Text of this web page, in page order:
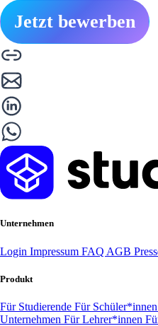
Jetzt bewerben
Unternehmen
Login Impressum FAQ AGB
Produkt
Für Studierende Für Schüler*innen
Unternehmen Für Lehrer*innen